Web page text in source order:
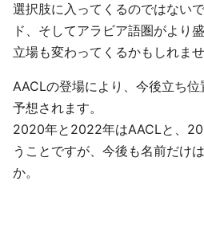
選択肢に入ってくるのではない
ド、そしてアラビア語圏がより
立場も変わってくるかもしれませ
AACLの登場により、今後立ち
予想されます。
2020年と2022年はAACLと、
うことですが、今後も名前だけ
か。